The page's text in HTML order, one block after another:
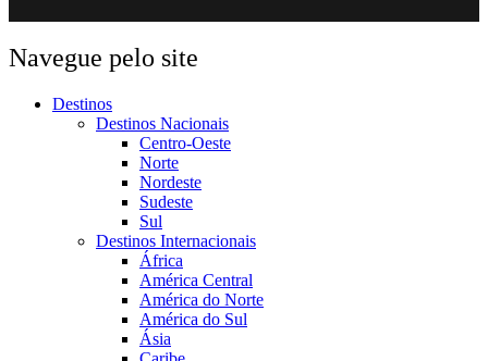
Navegue pelo site
Destinos
Destinos Nacionais
Centro-Oeste
Norte
Nordeste
Sudeste
Sul
Destinos Internacionais
África
América Central
América do Norte
América do Sul
Ásia